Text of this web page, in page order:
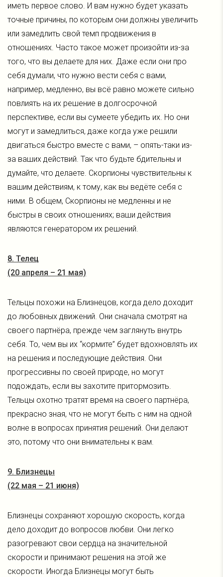
иметь первое слово. И вам нужно будет указать
точные причины, по которым они должны увеличить
или замедлить свой темп продвижения в
отношениях. Часто такое может произойти из-за
того, что вы делаете для них. Даже если они про
себя думали, что нужно вести себя с вами,
например, медленно, вы всё равно можете сильно
повлиять на их решение в долгосрочной
перспективе, если вы сумеете убедить их. Но они
могут и замедлиться, даже когда уже решили
двигаться быстро вместе с вами, – опять-таки из-
за ваших действий. Так что будьте бдительны и
думайте, что делаете. Скорпионы чувствительны к
вашим действиям, к тому, как вы ведёте себя с
ними. В общем, Скорпионы не медленны и не
быстры в своих отношениях; ваши действия
являются генератором их решений.
8. Телец
(20 апреля – 21 мая)
Тельцы похожи на Близнецов, когда дело доходит
до любовных движений. Они сначала смотрят на
своего партнёра, прежде чем заглянуть внутрь
себя. То, чем вы их “кормите” будет вдохновлять их
на решения и последующие действия. Они
прогрессивны по своей природе, но могут
подождать, если вы захотите притормозить.
Тельцы охотно тратят время на своего партнёра,
прекрасно зная, что не могут быть с ним на одной
волне в вопросах принятия решений. Они делают
это, потому что они внимательны к вам.
9. Близнецы
(22 мая – 21 июня)
Близнецы сохраняют хорошую скорость, когда
дело доходит до вопросов любви. Они легко
разогревают свои сердца на значительной
скорости и принимают решения на этой же
скорости. Иногда Близнецы могут быть